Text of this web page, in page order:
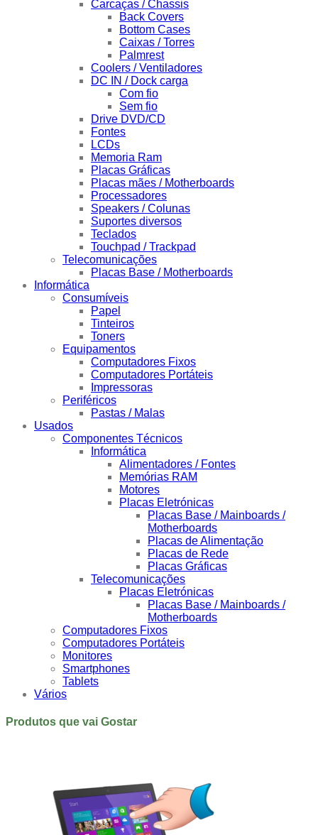
Carcaças / Chassis
Back Covers
Bottom Cases
Caixas / Torres
Palmrest
Coolers / Ventiladores
DC IN / Dock carga
Com fio
Sem fio
Drive DVD/CD
Fontes
LCDs
Memoria Ram
Placas Gráficas
Placas mães / Motherboards
Processadores
Speakers / Colunas
Suportes diversos
Teclados
Touchpad / Trackpad
Telecomunicações
Placas Base / Motherboards
Informática
Consumíveis
Papel
Tinteiros
Toners
Equipamentos
Computadores Fixos
Computadores Portáteis
Impressoras
Periféricos
Pastas / Malas
Usados
Componentes Técnicos
Informática
Alimentadores / Fontes
Memórias RAM
Motores
Placas Eletrónicas
Placas Base / Mainboards /
Motherboards
Placas de Alimentação
Placas de Rede
Placas Gráficas
Telecomunicações
Placas Eletrónicas
Placas Base / Mainboards /
Motherboards
Computadores Fixos
Computadores Portáteis
Monitores
Smartphones
Tablets
Vários
Produtos que vai Gostar